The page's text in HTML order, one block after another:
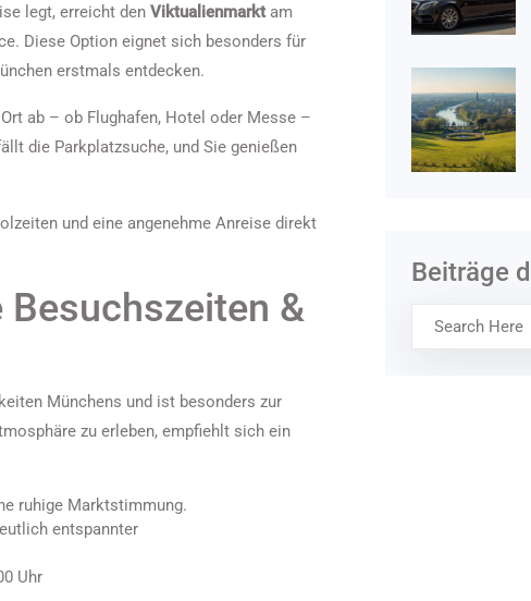
legt, erreicht den Viktualienmarktam
Diese Option eignet sich besonders für
erstmals entdecken.
ab – ob Flughafen, Hotel oder Messe –
die Parkplatzsuche, und Sie genießen
und eine angenehme Anreise direkt
&
Münchens und ist besonders zur
zu erleben, empfiehlt sich ein
ruhige Marktstimmung.
entspannter
Uhr
Beiträge